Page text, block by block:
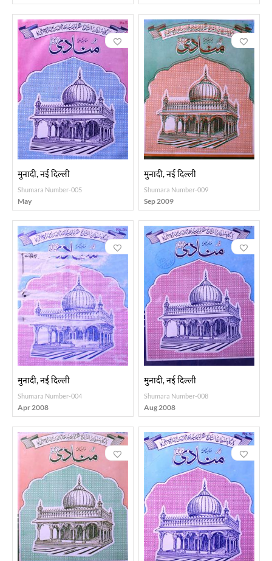
मुनादी, नई दिल्ली
Shumara Number-005
May
मुनादी, नई दिल्ली
Shumara Number-009
Sep 2009
मुनादी, नई दिल्ली
Shumara Number-004
Apr 2008
मुनादी, नई दिल्ली
Shumara Number-008
Aug 2008